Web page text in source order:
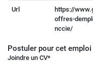
Url
https://
offres-
nccie/
Postuler pour cet emploi
Joindre un CV*